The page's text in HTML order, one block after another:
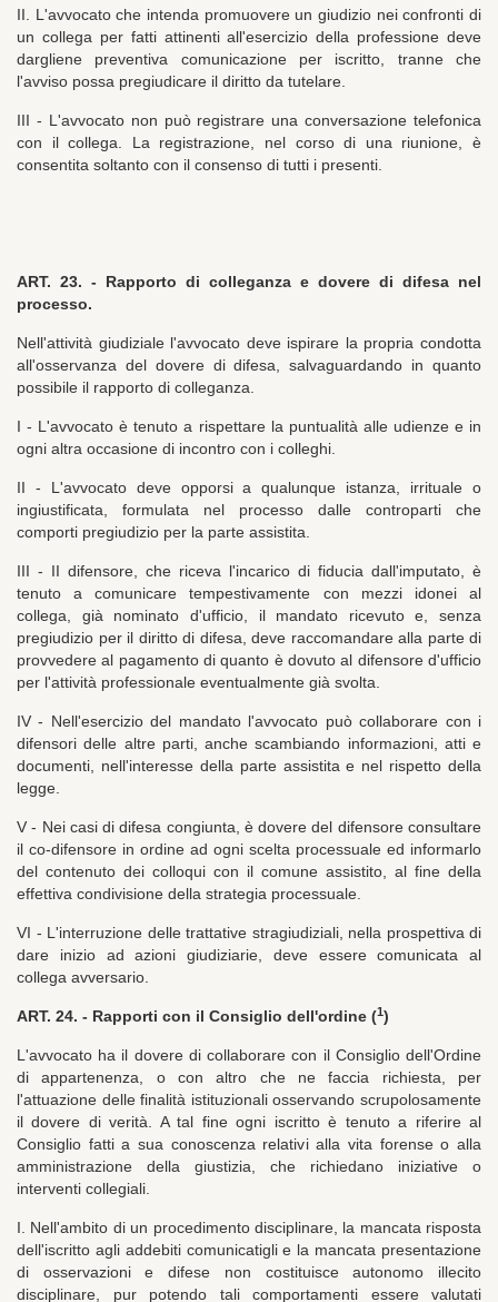
II. L'avvocato che intenda promuovere un giudizio nei confronti di
un collega per fatti attinenti all'esercizio della professione deve
dargliene preventiva comunicazione per iscritto, tranne che
l'avviso possa pregiudicare il diritto da tutelare.
III - L'avvocato non può registrare una conversazione telefonica
con il collega. La registrazione, nel corso di una riunione, è
consentita soltanto con il consenso di tutti i presenti.
ART. 23. -
Rapporto di colleganza e dovere di difesa nel
processo.
Nell'attività giudiziale l'avvocato deve ispirare la propria condotta
all'osservanza del dovere di difesa, salvaguardando in quanto
possibile il rapporto di colleganza.
I - L'avvocato è tenuto a rispettare la puntualità alle udienze e in
ogni altra occasione di incontro con i colleghi.
II - L'avvocato deve opporsi a qualunque istanza, irrituale o
ingiustificata, formulata nel processo dalle controparti che
comporti pregiudizio per la parte assistita.
III - II difensore, che riceva l'incarico di fiducia dall'imputato, è
tenuto a comunicare tempestivamente con mezzi idonei al
collega, già nominato d'ufficio, il mandato ricevuto e, senza
pregiudizio per il diritto di difesa, deve raccomandare alla parte di
provvedere al pagamento di quanto è dovuto al difensore d'ufficio
per l'attività professionale eventualmente già svolta.
IV - Nell'esercizio del mandato l'avvocato può collaborare con i
difensori delle altre parti, anche scambiando informazioni, atti e
documenti, nell'interesse della parte assistita e nel rispetto della
legge.
V - Nei casi di difesa congiunta, è dovere del difensore consultare
il co-difensore in ordine ad ogni scelta processuale ed informarlo
del contenuto dei colloqui con il comune assistito, al fine della
effettiva condivisione della strategia processuale.
VI - L'interruzione delle trattative stragiudiziali, nella prospettiva di
dare inizio ad azioni giudiziarie, deve essere comunicata al
collega avversario.
ART. 24. - Rapporti con il Consiglio dell'ordine (1)
L'avvocato ha il dovere di collaborare con il Consiglio dell'Ordine
di appartenenza, o con altro che ne faccia richiesta, per
l'attuazione delle finalità istituzionali osservando scrupolosamente
il dovere di verità. A tal fine ogni iscritto è tenuto a riferire al
Consiglio fatti a sua conoscenza relativi alla vita forense o alla
amministrazione della giustizia, che richiedano iniziative o
interventi collegiali.
I. Nell'ambito di un procedimento disciplinare, la mancata risposta
dell'iscritto agli addebiti comunicatigli e la mancata presentazione
di osservazioni e difese non costituisce autonomo illecito
disciplinare, pur potendo tali comportamenti essere valutati